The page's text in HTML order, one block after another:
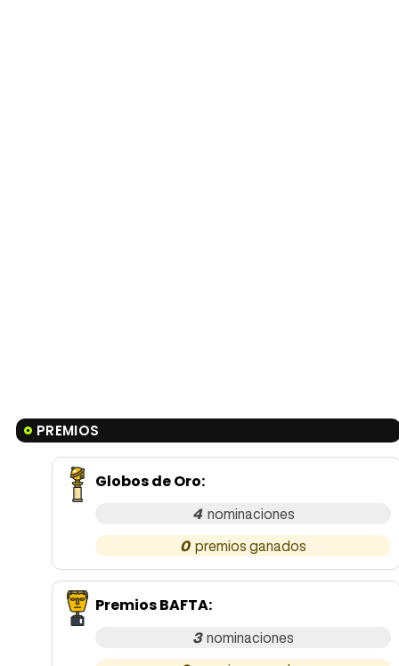
PREMIOS
Globos de Oro:
4
0
Premios BAFTA:
3